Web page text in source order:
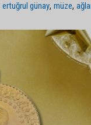
ertuğrul günay,müze,